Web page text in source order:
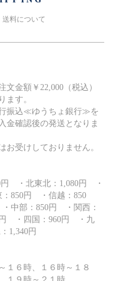
送料について
文金額￥22,000（税込）
ます。
振込≪ゆうちょ銀行≫を
金確認後の発送となりま
受けしておりません。
・北東北：1,080円 ・
850円 ・信越：850
中部：850円 ・関西：
・四国：960円 ・九
1,340円
６時、１６時～１８